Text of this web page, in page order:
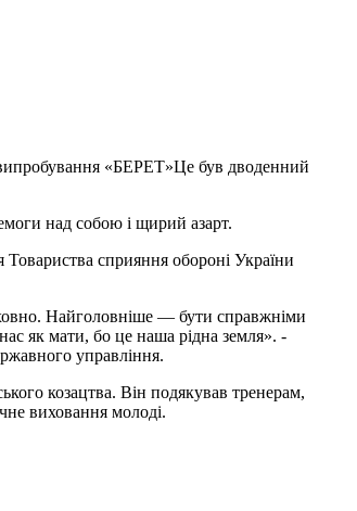
випробування «БЕРЕТ»Це був дводенний
над собою і щирий азарт.
сприяння обороні України
Найголовніше — бути справжніми
як мати, бо це наша рідна земля». -
управління.
козацтва. Він подякував тренерам,
виховання молоді.